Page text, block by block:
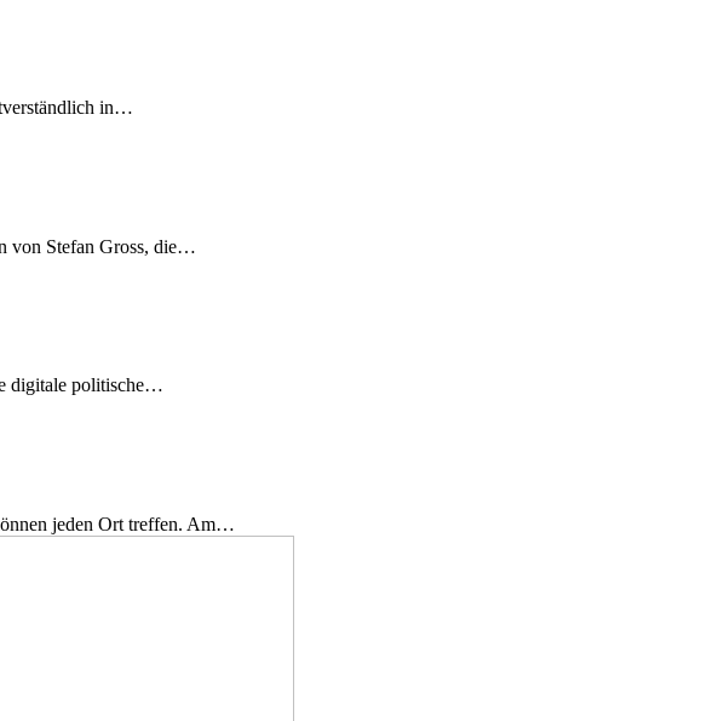
in…
von Stefan Gross, die…
digitale politische…
jeden Ort treffen. Am…